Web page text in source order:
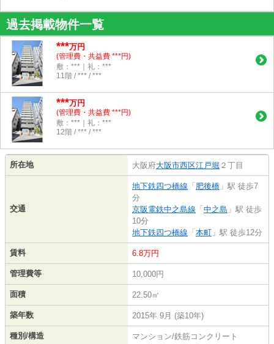
過去掲載物件一覧
***万円
(管理費・共益費 ***円)
敷：***｜礼：***
11階 / *** / ***
***万円
(管理費・共益費 ***円)
敷：***｜礼：***
12階 / *** / ***
所在地 大阪府大阪市西区江戸堀 ２丁目
交通
地下鉄四つ橋線 「 肥後橋 」駅 徒歩7
分
京阪電鉄中之島線 「 中之島 」駅 徒歩
10分
地下鉄四つ橋線 「 本町 」駅 徒歩12分
賃料 6.8万円
管理費等 10,000円
面積 22.50㎡
築年数 2015年 9月 (築10年)
種別/構造 マンション/鉄筋コンクリート